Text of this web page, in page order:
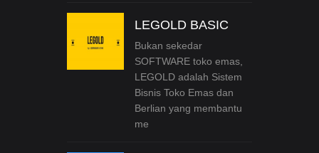
LEGOLD BASIC
Bukan sekedar
SOFTWARE toko emas,
LEGOLD adalah Sistem
Bisnis Toko Emas dan
Berlian yang membantu
me